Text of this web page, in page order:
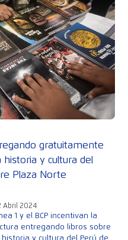
gratuitamente
historia y cultura del
Plaza Norte
Abril 2024
1 y el BCP incentivan la
entregando libros sobre